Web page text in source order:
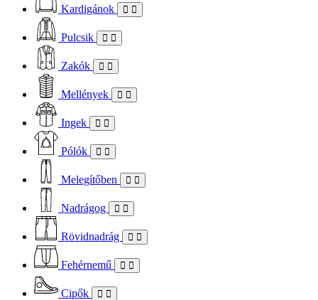
Kardigánok
Pulcsik
Zakók
Mellények
Ingek
Pólók
Melegítőben
Nadrágog
Rövidnadrág
Fehérnemű
Cipők